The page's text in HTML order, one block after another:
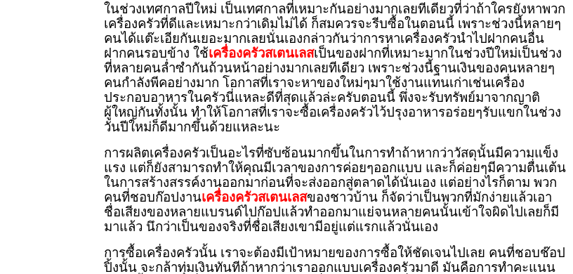
ในช่วงเทศกาลปีใหม่ เป็นเทศกาลที่เหมาะกันอย่างมากเลยทีเดียวที่ว่าถ้าใครยังหาพวก
เครื่องครัวที่ดีและเหมาะกว่าเดิมไม่ได้ ก็สมควรจะรีบซื้อในตอนนี้ เพราะช่วงนี้หลายๆ
คนได้แต๊ะเอียกันเยอะมากเลยนั่นเองกล่าวกันว่าการหาเครื่องครัวนำไปฝากคนอื่น
ฝากคนรอบข้าง ใช้เครื่องครัวสเตนเลสเป็นของฝากที่เหมาะมากในช่วงปีใหม่เป็นช่วง
ที่หลายคนล่ำซำกันถ้วนหน้าอย่างมากเลยทีเดียว เพราะช่วงนี้ฐานเงินของคนหลายๆ
คนกำลังพีคอย่างมาก โอกาสที่เราจะหาของใหม่ๆมาใช้งานแทนเก่าเช่นเครื่อง
ประกอบอาหารในครัวนี่แหละดีที่สุดแล้วล่ะครับตอนนี้ พึ่งจะรับทรัพย์มาจากญาติ
ผู้ใหญ่กันทั้งนั้น ทำให้โอกาสที่เราจะซื้อเครื่องครัวไว้ปรุงอาหารอร่อยๆรับแขกในช่วง
วันปีใหม่ก็ดีมากขึ้นด้วยแหละนะ
การผลิตเครื่องครัวเป็นอะไรที่ซับซ้อนมากขึ้นในการทำถ้าหากว่าวัสดุนั้นมีความแข็ง
แรง แต่ก็ยังสามารถทำให้คุณมีเวลาของการค่อยๆออกแบบ และก็ค่อยๆมีความตื่นเต้น
ในการสร้างสรรค์งานออกมาก่อนที่จะส่งออกสู่ตลาดได้นั่นเอง แต่อย่างไรก็ตาม พวก
คนที่ชอบก๊อปงานเครื่องครัวสเตนเลสของชาวบ้าน ก็จัดว่าเป็นพวกที่มักง่ายแล้วเอา
ชื่อเสียงของหลายแบรนด์ไปก๊อปแล้วทำออกมาแย่จนหลายคนนั้นเข้าใจผิดไปเลยก็มี
มาแล้ว นึกว่าเป็นของจริงที่ชื่อเสียงเขามีอยู่แต่แรกแล้วนั่นเอง
การซื้อเครื่องครัวนั้น เราจะต้องมีเป้าหมายของการซื้อให้ชัดเจนไปเลย คนที่ชอบช๊อป
ปิ้งนั้น จะกล้าทุ่มเงินทันทีถ้าหากว่าเราออกแบบเครื่องครัวมาดี มันคือการทำคะแนน